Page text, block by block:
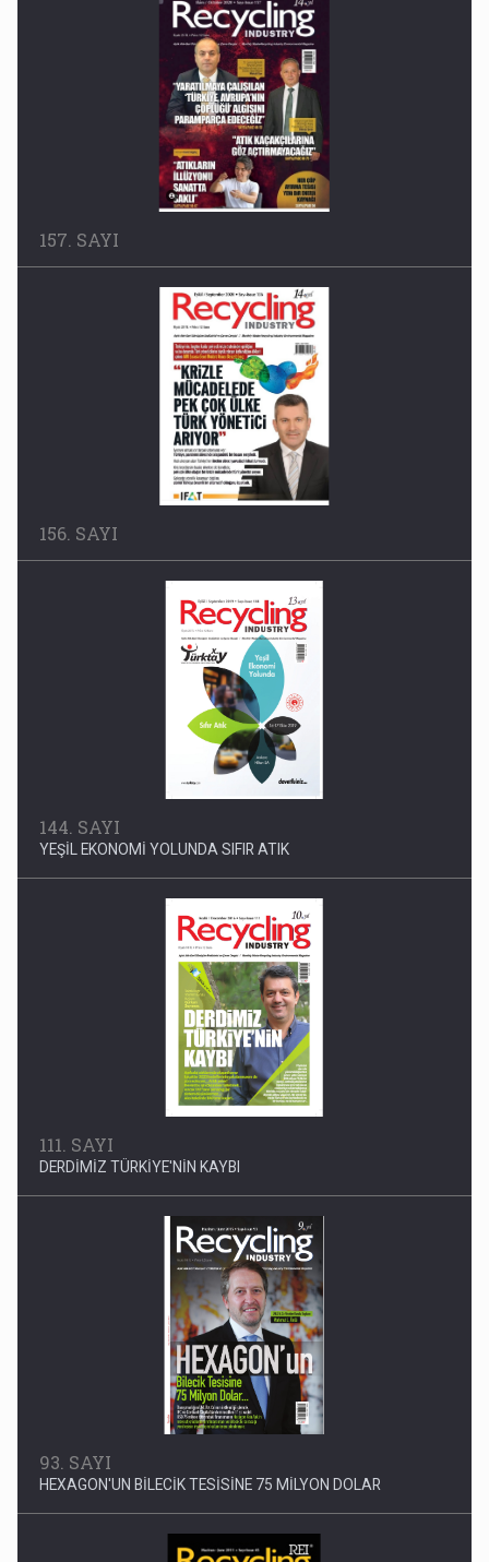
157. SAYI
156. SAYI
144. SAYI
YEŞİL EKONOMİ YOLUNDA SIFIR ATIK
111. SAYI
DERDİMİZ TÜRKİYE'NİN KAYBI
93. SAYI
HEXAGON'UN BİLECİK TESİSİNE 75 MİLYON DOLAR